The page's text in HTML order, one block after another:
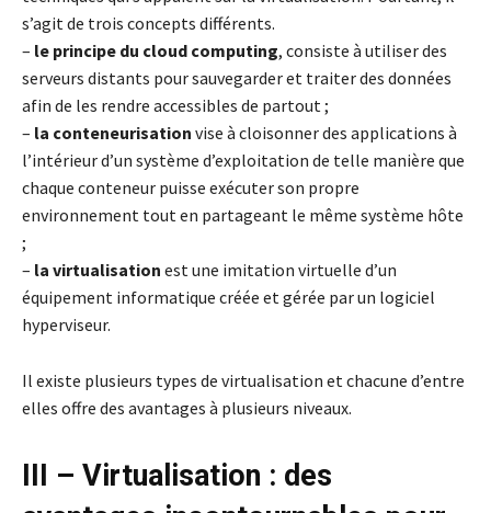
s’agit de trois concepts différents.
– le principe du cloud computing, consiste à utiliser des
serveurs distants pour sauvegarder et traiter des données
afin de les rendre accessibles de partout ;
– la conteneurisation vise à cloisonner des applications à
l’intérieur d’un système d’exploitation de telle manière que
chaque conteneur puisse exécuter son propre
environnement tout en partageant le même système hôte
;
– la virtualisation est une imitation virtuelle d’un
équipement informatique créée et gérée par un logiciel
hyperviseur.
Il existe plusieurs types de virtualisation et chacune d’entre
elles offre des avantages à plusieurs niveaux.
III – Virtualisation : des